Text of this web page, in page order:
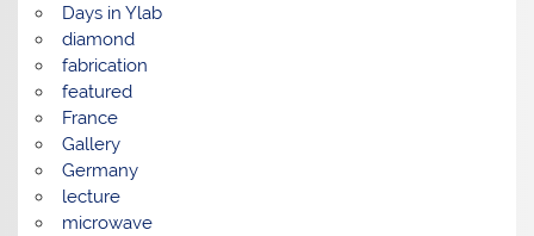
Days in Ylab
diamond
fabrication
featured
France
Gallery
Germany
lecture
microwave